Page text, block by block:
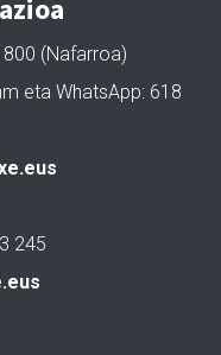
(Nafarroa)
eta WhatsApp: 618
245